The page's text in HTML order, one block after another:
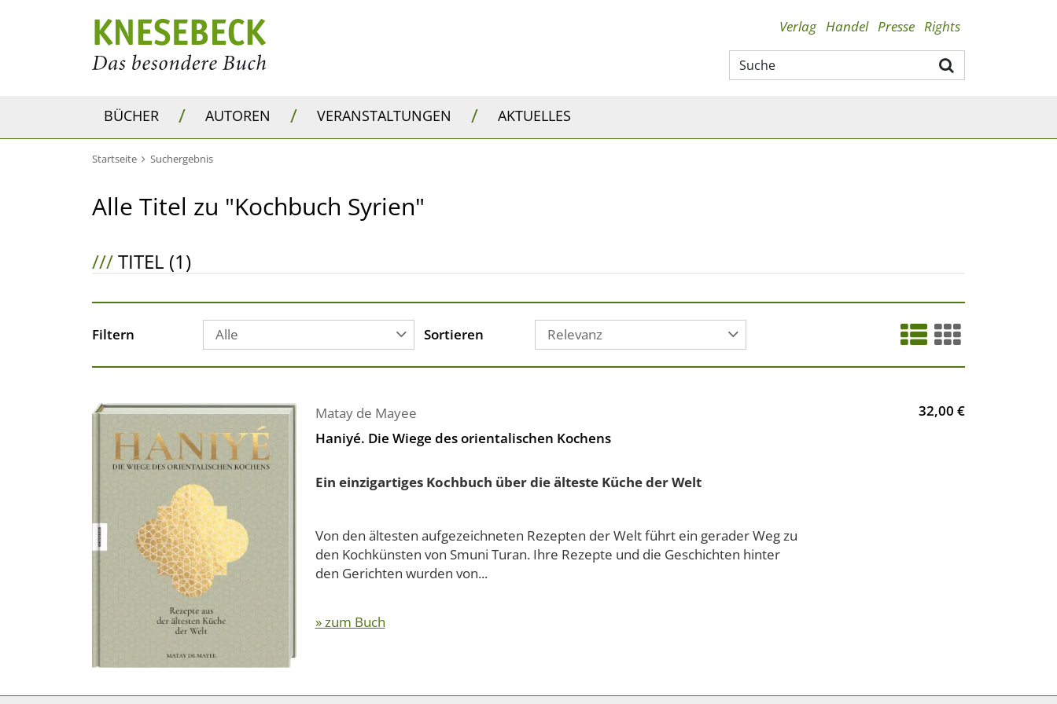
Verlag Handel Presse Rights
BÜCHER / AUTOREN / VERANSTALTUNGEN / AKTUELLES
Startseite Suchergebnis
Alle Titel zu "Kochbuch Syrien"
///TITEL (1)
Filtern Alle Sortieren Relevanz
Matay de Mayee
Haniyé. Die Wiege des orientalischen Kochens
Ein einzigartiges Kochbuch über die älteste Küche der Welt
Von den ältesten aufgezeichneten Rezepten der Welt führt ein gerader Weg zu
den Kochkünsten von Smuni Turan. Ihre Rezepte und die Geschichten hinter
den Gerichten wurden von...
» zum Buch
32,00 €